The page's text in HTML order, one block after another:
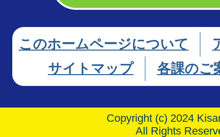
このホームページについて
サイトマップ
各課のご
Copyright (c) 2024
All Rights